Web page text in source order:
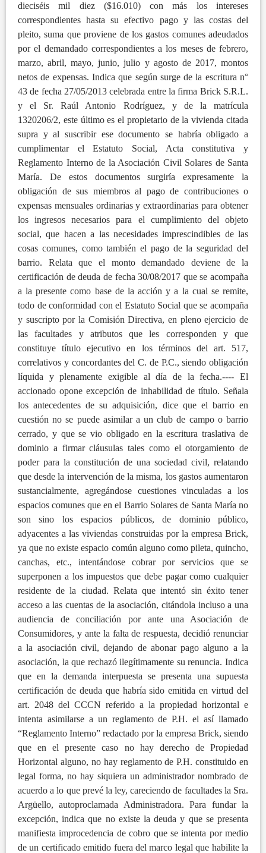
dieciséis mil diez ($16.010) con más los intereses
correspondientes hasta su efectivo pago y las costas del
pleito, suma que proviene de los gastos comunes adeudados
por el demandado correspondientes a los meses de febrero,
marzo, abril, mayo, junio, julio y agosto de 2017, montos
netos de expensas. Indica que según surge de la escritura n°
43 de fecha 27/05/2013 celebrada entre la firma Brick S.R.L.
y el Sr. Raúl Antonio Rodríguez, y de la matrícula
1320206/2, este último es el propietario de la vivienda citada
supra y al suscribir ese documento se habría obligado a
cumplimentar el Estatuto Social, Acta constitutiva y
Reglamento Interno de la Asociación Civil Solares de Santa
María. De estos documentos surgiría expresamente la
obligación de sus miembros al pago de contribuciones o
expensas mensuales ordinarias y extraordinarias para obtener
los ingresos necesarios para el cumplimiento del objeto
social, que hacen a las necesidades imprescindibles de las
cosas comunes, como también el pago de la seguridad del
barrio. Relata que el monto demandado deviene de la
certificación de deuda de fecha 30/08/2017 que se acompaña
a la presente como base de la acción y a la cual se remite,
todo de conformidad con el Estatuto Social que se acompaña
y suscripto por la Comisión Directiva, en pleno ejercicio de
las facultades y atributos que les corresponden y que
constituye título ejecutivo en los términos del art. 517,
correlativos y concordantes del C. de P.C., siendo obligación
líquida y plenamente exigible al día de la fecha.---- El
accionado opone excepción de inhabilidad de título. Señala
los antecedentes de su adquisición, dice que el barrio en
cuestión no se puede asimilar a un club de campo o barrio
cerrado, y que se vio obligado en la escritura traslativa de
dominio a firmar cláusulas tales como el otorgamiento de
poder para la constitución de una sociedad civil, relatando
que desde la intervención de la misma, los gastos aumentaron
sustancialmente, agregándose cuestiones vinculadas a los
espacios comunes que en el Barrio Solares de Santa María no
son sino los espacios públicos, de dominio público,
adyacentes a las viviendas construidas por la empresa Brick,
ya que no existe espacio común alguno como pileta, quincho,
canchas, etc., intentándose cobrar por servicios que se
superponen a los impuestos que debe pagar como cualquier
residente de la ciudad. Relata que intentó sin éxito tener
acceso a las cuentas de la asociación, citándola incluso a una
audiencia de conciliación por ante una Asociación de
Consumidores, y ante la falta de respuesta, decidió renunciar
a la asociación civil, dejando de abonar pago alguno a la
asociación, la que rechazó ilegítimamente su renuncia. Indica
que en la demanda interpuesta se presenta una supuesta
certificación de deuda que habría sido emitida en virtud del
art. 2048 del CCCN referido a la propiedad horizontal e
intenta asimilarse a un reglamento de P.H. el así llamado
“Reglamento Interno” redactado por la empresa Brick, siendo
que en el presente caso no hay derecho de Propiedad
Horizontal alguno, no hay reglamento de P.H. constituido en
legal forma, no hay siquiera un administrador nombrado de
acuerdo a lo que prevé la ley, careciendo de facultades la Sra.
Argüello, autoproclamada Administradora. Para fundar la
excepción, indica que no existe la deuda y que se presenta
manifiesta improcedencia de cobro que se intenta por medio
de un certificado emitido fuera del marco legal que habilite la